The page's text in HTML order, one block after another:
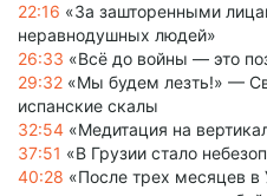
22:16 «За зашторенными
неравнодушных людей»
26:33 «Всё до войны — это
29:32 «Мы будем лезть!» —
испанские скалы
32:54 «Медитация на
37:51 «В Грузии стало
40:28 «После трех месяцев в